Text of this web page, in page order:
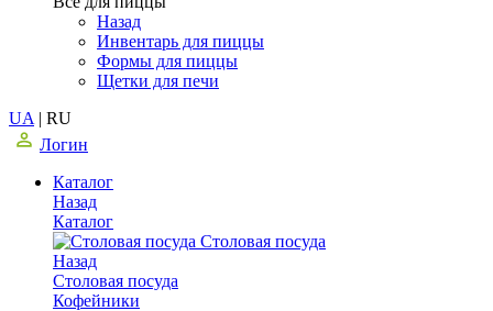
Назад
Инвентарь для пиццы
Формы для пиццы
Щетки для печи
UA | RU
Логин
Каталог
Назад
Каталог
Столовая посуда
Назад
Столовая посуда
Кофейники